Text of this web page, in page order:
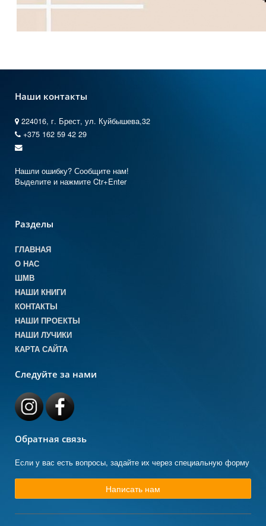
Наши контакты
224016, г. Брест, ул. Куйбышева,32
+375 162 59 42 29
Нашли ошибку? Сообщите нам!
Выделите и нажмите Ctr+Enter
Разделы
ГЛАВНАЯ
О НАС
ШМВ
НАШИ КНИГИ
КОНТАКТЫ
НАШИ ПРОЕКТЫ
НАШИ ЛУЧИКИ
КАРТА САЙТА
Следуйте за нами
Обратная связь
Если у вас есть вопросы, задайте их через специальную форму
Написать нам